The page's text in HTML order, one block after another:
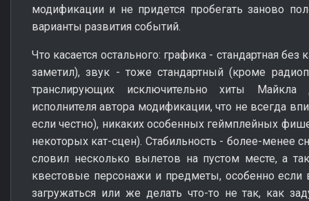
модификации и не придется пробегать заново
варианты развития событий.
Что касается остального: графика - стандартная
заметил), звук - тоже стандартный (кроме
транслирующих исключительно хиты
исполнителя автора модификации, что не всегда
если честно), никаких особенных геймплейных
некоторых кат-сцен). Стабильность - более-менее
словил несколько вылетов на пустом месте, а
квестовые персонажи и предметы, особенно если
загружаться или же делать что-то не так, как